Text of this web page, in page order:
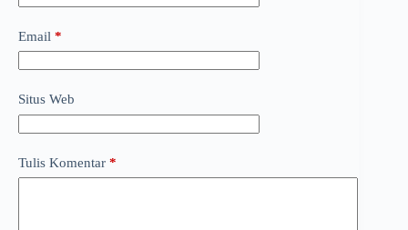
Email *
Situs Web
Tulis Komentar *